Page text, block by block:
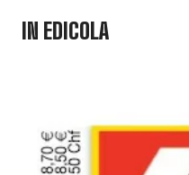
IN EDICOLA